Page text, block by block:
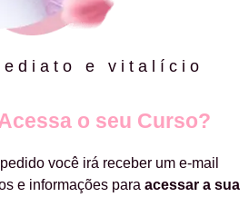
e vitalício
o seu Curso?
você irá receber um e-mail
e informações para acessar a sua